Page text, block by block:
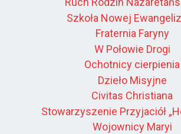
Szkoła Nowej
Fraternia Faryny
W Połowie Drogi
Ochotnicy cierpienia
Dzieło Misyjne
Civitas Christiana
Stowarzyszenie Przyjaciół
Wojownicy Maryi